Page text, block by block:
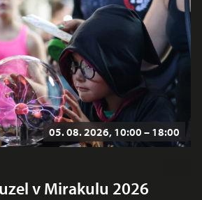
05. 08. 2026, 10:00 – 18:00
v Mirakulu 2026